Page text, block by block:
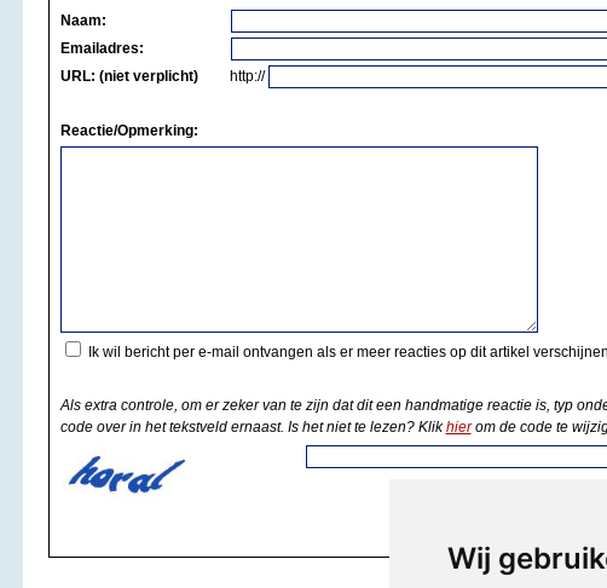
Wij
Naam:
Emailadres:
URL: (niet verplicht)
http://
Reactie/Opmerking:
Ik wil bericht per e-mail ontvangen als er meer reacties op dit artikel
Als extra controle, om er zeker van te zijn dat dit een handmatige reactie is, typ
code over in het tekstveld ernaast. Is het niet te lezen? Klikhierom de code te